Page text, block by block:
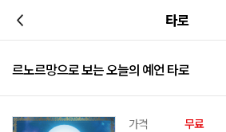
타로
르노르망으로 보는 오늘의 예언 타로
가격
무료